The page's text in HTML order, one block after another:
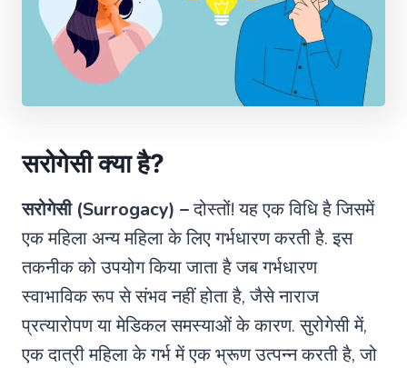
सरोगेसी क्या है?
सरोगेसी (Surrogacy) –दोस्तों! यह एक विधि है जिसमें
एक महिला अन्य महिला के लिए गर्भधारण करती है. इस
तकनीक को उपयोग किया जाता है जब गर्भधारण
स्वाभाविक रूप से संभव नहीं होता है, जैसे नाराज
प्रत्यारोपण या मेडिकल समस्याओं के कारण. सुरोगेसी में,
एक दात्री महिला के गर्भ में एक भ्रूण उत्पन्न करती है, जो